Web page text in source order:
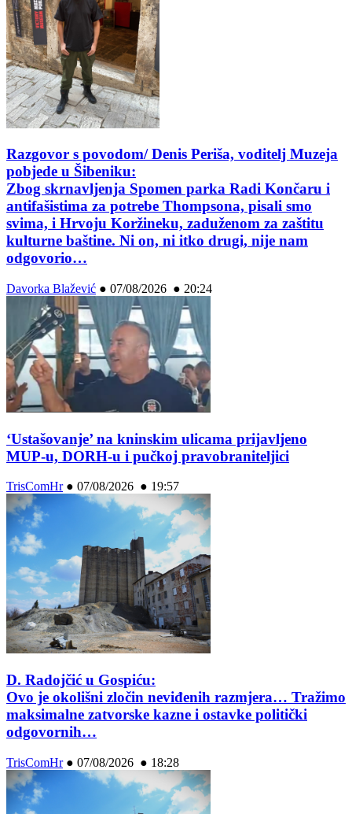
Razgovor s povodom/ Denis Periša, voditelj Muzeja
pobjede u Šibeniku:
Zbog skrnavljenja Spomen parka Radi Končaru i
antifašistima za potrebe Thompsona, pisali smo
svima, i Hrvoju Koržineku, zaduženom za zaštitu
kulturne baštine. Ni on, ni itko drugi, nije nam
odgovorio…
Davorka Blažević ● 07/08/2026 ● 20:24
‘Ustašovanje’ na kninskim ulicama prijavljeno
MUP-u, DORH-u i pučkoj pravobraniteljici
TrisComHr● 07/08/2026 ● 19:57
D. Radojčić u Gospiću:
Ovo je okolišni zločin neviđenih razmjera… Tražimo
maksimalne zatvorske kazne i ostavke politički
odgovornih…
TrisComHr● 07/08/2026 ● 18:28